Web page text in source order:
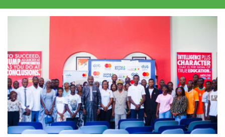
NOS SERVICES
LEARN DOCS
MÉDIAS
CONTACTS
FAIRE UN DON